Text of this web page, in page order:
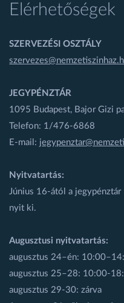
Elérhetőségek
SZERVEZÉSI OSZTÁLY
JEGYPÉNZTÁR
1095 Budapest, Bajor Gizi
Telefon: 1/476-6868
E-mail:
Nyitvatartás:
Június 16-ától a
nyit ki.
Augusztusi nyitvatartás:
augusztus 24–én:
augusztus 25–28: 10:00-
augusztus 29-30: zárva